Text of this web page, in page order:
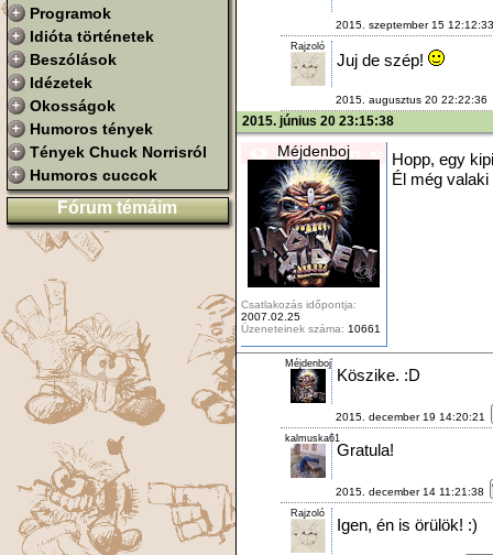
Programok
Idióta történetek
Beszólások
Idézetek
Okosságok
Humoros tények
Tények Chuck Norrisról
Humoros cuccok
Fórum témáim
2015. szeptember 15 12:12:33
Rajzoló
Juj de szép!
2015. augusztus 20 22:22:36
2015. június 20 23:15:38
Méjdenboj
Csatlakozás időpontja:
2007.02.25
Üzeneteinek száma: 10661
Hopp, egy
Él még
Méjdenboj
Köszike. :D
2015. december 19 14:20:21
kalmuska61
Gratula!
2015. december 14 11:21:38
Rajzoló
Igen, én is örülök! :)